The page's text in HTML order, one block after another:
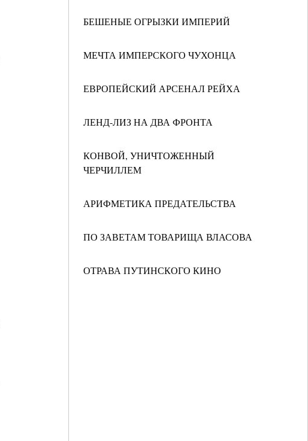
БЕШЕНЫЕ ОГРЫЗКИ ИМПЕРИЙ
МЕЧТА ИМПЕРСКОГО ЧУХОНЦА
ЕВРОПЕЙСКИЙ АРСЕНАЛ РЕЙХА
ЛЕНД-ЛИЗ НА ДВА ФРОНТА
КОНВОЙ, УНИЧТОЖЕННЫЙ
ЧЕРЧИЛЛЕМ
АРИФМЕТИКА ПРЕДАТЕЛЬСТВА
ПО ЗАВЕТАМ ТОВАРИЩА ВЛАСОВА
ОТРАВА ПУТИНСКОГО КИНО